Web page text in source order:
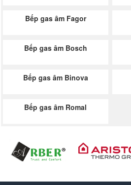
Bếp gas âm Fagor
Bếp gas âm Bosch
Bếp gas âm Binova
Bếp gas âm Romal